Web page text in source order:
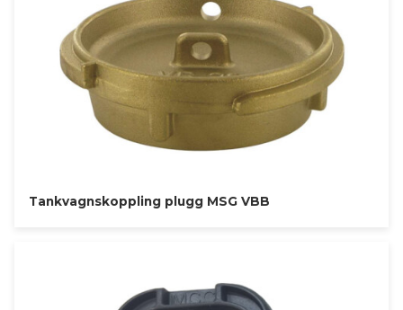
Tankvagnskoppling plugg MSG VBB